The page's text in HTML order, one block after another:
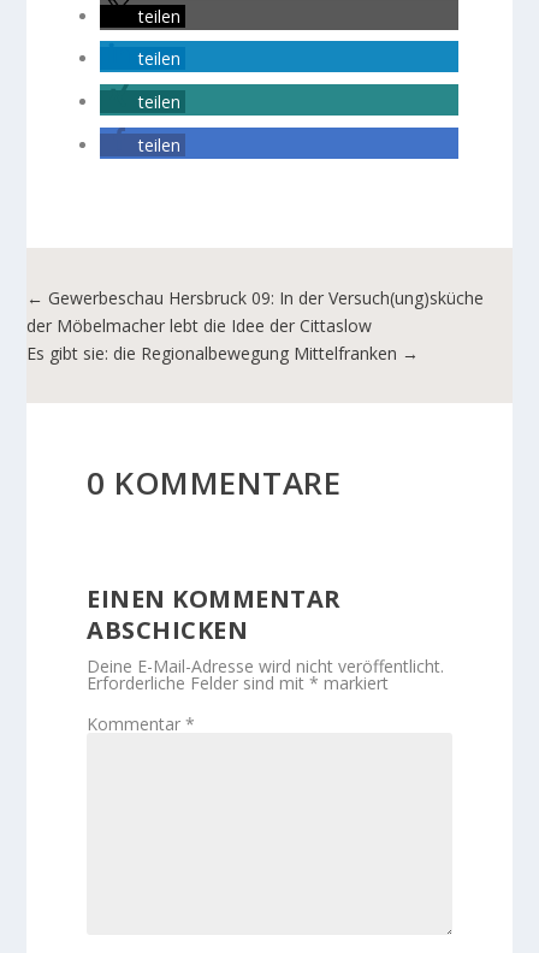
teilen
teilen
teilen
teilen
← Gewerbeschau Hersbruck 09: In der Versuch(ung)sküche
der Möbelmacher lebt die Idee der Cittaslow
Es gibt sie: die Regionalbewegung Mittelfranken →
0 KOMMENTARE
EINEN KOMMENTAR
ABSCHICKEN
Deine E-Mail-Adresse wird nicht veröffentlicht.
Erforderliche Felder sind mit* markiert
Kommentar*